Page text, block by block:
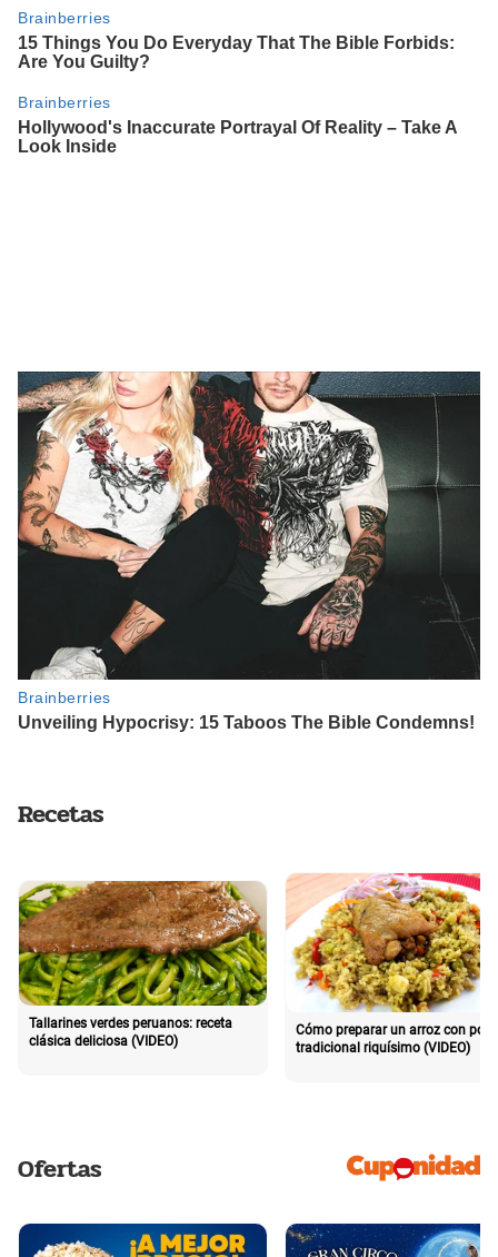
Recetas
Tallarines verdes peruanos: receta
clásica deliciosa (VIDEO)
Cómo preparar un arroz con pollo
tradicional riquísimo (VIDEO)
Ofertas